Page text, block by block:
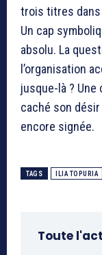
trois titres dans
Un cap
absolu. La
l’organisation
jusque-là ? Une
caché son désir
encore signée.
TAGS ILIA TOPURIA
Toute